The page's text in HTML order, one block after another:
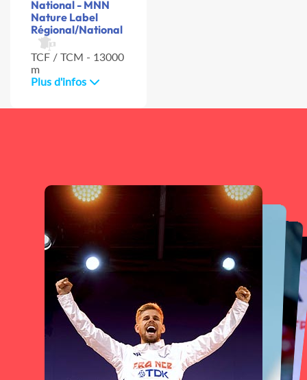
National - MNN
Nature Label
Régional/National
TCF / TCM - 13000
m
Plus d'infos